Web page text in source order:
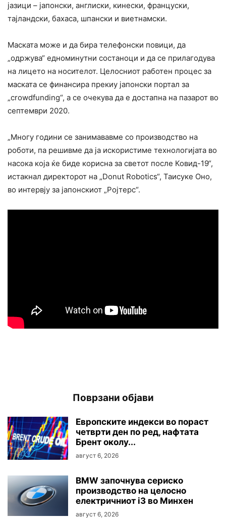
јазици – јапонски, англиски, кинески, француски,
тајландски, бахаса, шпански и виетнамски.
Маската може и да бира телефонски повици, да
„одржува“ едноминутни состаноци и да се прилагодува
на лицето на носителот. Целосниот работен процес за
маската се финансира прекиу јапонски портал за
„crowdfunding“, а се очекува да е достапна на пазарот во
септември 2020.
„Многу години се занимававме со производство на
роботи, па решивме да ја искористиме технологијата во
насока која ќе биде корисна за светот после Ковид-19“,
истакнал директорот на „Donut Robotics“, Таисуке Оно,
во интервју за јапонскиот „Ројтерс“.
Поврзани објави
Европските индекси во пораст
четврти ден по ред, нафтата
Брент околу...
август 6, 2026
BMW започнува сериско
производство на целосно
електричниот i3 во Минхен
август 6, 2026